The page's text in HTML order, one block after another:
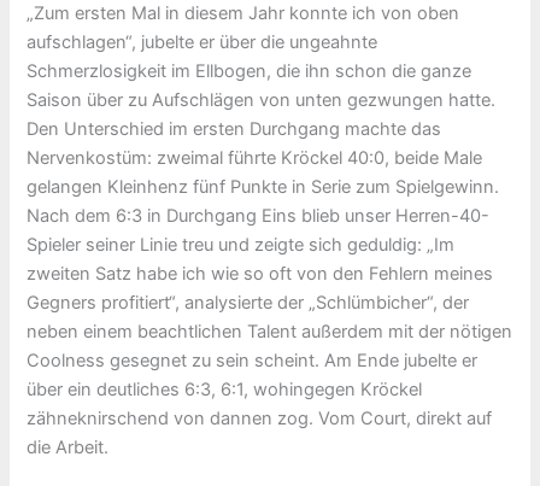
„Zum ersten Mal in diesem Jahr konnte ich von oben
aufschlagen“, jubelte er über die ungeahnte
Schmerzlosigkeit im Ellbogen, die ihn schon die ganze
Saison über zu Aufschlägen von unten gezwungen hatte.
Den Unterschied im ersten Durchgang machte das
Nervenkostüm: zweimal führte Kröckel 40:0, beide Male
gelangen Kleinhenz fünf Punkte in Serie zum Spielgewinn.
Nach dem 6:3 in Durchgang Eins blieb unser Herren-40-
Spieler seiner Linie treu und zeigte sich geduldig: „Im
zweiten Satz habe ich wie so oft von den Fehlern meines
Gegners profitiert“, analysierte der „Schlümbicher“, der
neben einem beachtlichen Talent außerdem mit der nötigen
Coolness gesegnet zu sein scheint. Am Ende jubelte er
über ein deutliches 6:3, 6:1, wohingegen Kröckel
zähneknirschend von dannen zog. Vom Court, direkt auf
die Arbeit.